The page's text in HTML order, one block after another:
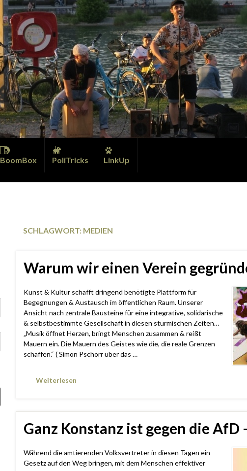
BoomBox PoliTricks LinkUp
SCHLAGWORT: MEDIEN
Warum wir einen Verein
Kunst & Kultur schafft dringend benötigte Plattform für
Begegnungen & Austausch im öffentlichen Raum. Unserer
Ansicht nach zentrale Bausteine für eine integrative, solidarische
& selbstbestimmte Gesellschaft in diesen stürmischen Zeiten…
„Musik öffnet Herzen, bringt Menschen zusammen & reißt
Mauern ein. Die Mauern des Geistes wie die, die reale Grenzen
schaffen.“ ( Simon Pschorr über das …
Weiterlesen
Ganz Konstanz ist gegen die AfD
Während die amtierenden Volksvertreter in diesen Tagen ein
Gesetz auf den Weg bringen, mit dem Menschen effektiver